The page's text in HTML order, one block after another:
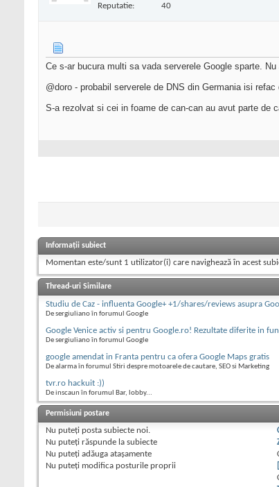
Reputatie: 40
Ce s-ar bucura multi sa vada serverele Google sparte.
@doro - probabil serverele de DNS din Germania isi refac
S-a rezolvat si cei in foame de can-can au avut parte de
Informații subiect
Momentan este/sunt 1 utilizator(i) care navighează în acest
Thread-uri Similare
Studiu de Caz - influenta Google+ +1/shares/reviews asupra
De sergiuliano în forumul Google
Google Venice activ si pentru Google.ro! Rezultate diferite in
De sergiuliano în forumul Google
google amendat in Franta pentru ca ofera Google Maps gratis
De alarma în forumul Stiri despre motoarele de cautare, SEO si Marketing
tvr.ro hackuit :))
De inscaun în forumul Bar, lobby...
Permisiuni postare
Nu puteţi posta subiecte noi.
Nu puteţi răspunde la subiecte
Nu puteţi adăuga ataşamente
Nu puteţi modifica posturile proprii